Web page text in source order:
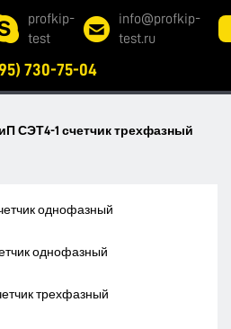
profkip-
test
info@profkip-
test.ru
730-75-04
СЭТ4-1 счетчик трехфазный
однофазный
однофазный
трехфазный